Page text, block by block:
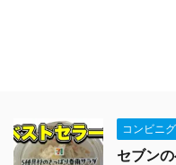
コンビニ
セブン